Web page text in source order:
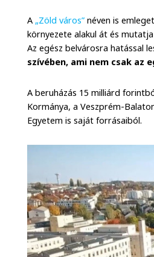
A „Zöld város” néven is
környezete alakul át és
Az egész belvárosra hatással
szívében, ami nem csak az
A beruházás 15 milliárd
Kormánya, a Veszprém-
Egyetem is saját forrásaiból.